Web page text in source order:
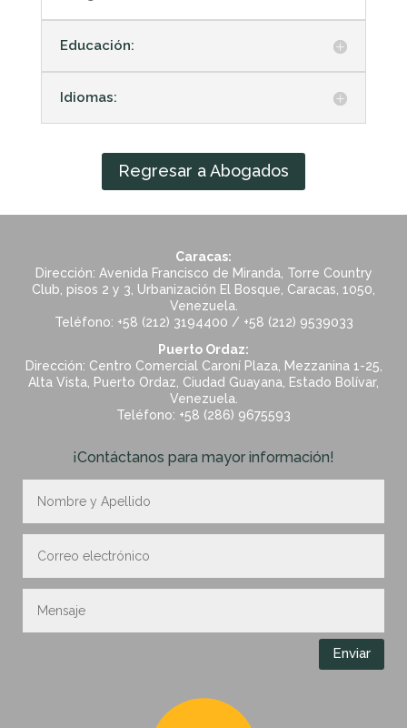
Educación:
Idiomas:
Regresar a Abogados
Caracas:
Dirección: Avenida Francisco de Miranda, Torre Country
Club, pisos 2 y 3, Urbanización El Bosque, Caracas, 1050,
Venezuela.
Teléfono: +58 (212) 3194400 / +58 (212) 9539033
Puerto Ordaz:
Dirección: Centro Comercial Caroní Plaza, Mezzanina 1-25,
Alta Vista, Puerto Ordaz, Ciudad Guayana, Estado Bolívar,
Venezuela.
Teléfono: +58 (286) 9675593
¡Contáctanos para mayor información!
Enviar